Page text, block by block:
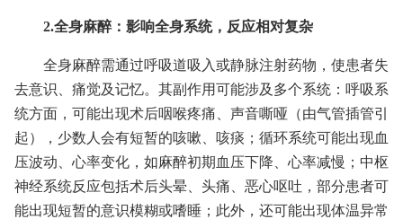
2.全身麻醉：影响全身系统，反应相对复杂
全身麻醉需通过呼吸道吸入或静脉注射药物，使患者失
去意识、痛觉及记忆。其副作用可能涉及多个系统：呼吸系
统方面，可能出现术后咽喉疼痛、声音嘶哑（由气管插管引
起），少数人会有短暂的咳嗽、咳痰；循环系统可能出现血
压波动、心率变化，如麻醉初期血压下降、心率减慢；中枢
神经系统反应包括术后头晕、头痛、恶心呕吐，部分患者可
能出现短暂的意识模糊或嗜睡；此外，还可能出现体温异常